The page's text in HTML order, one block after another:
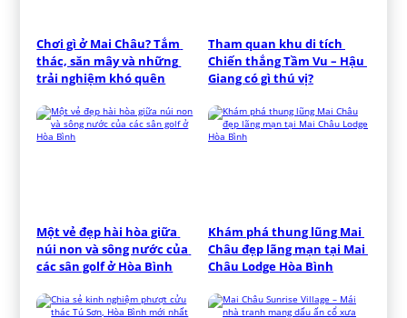
Chơi gì ở Mai Châu? Tắm
thác, săn mây và những
trải nghiệm khó quên
Tham quan khu di tích
Chiến thắng Tầm Vu – Hậu
Giang có gì thú vị?
Một vẻ đẹp hài hòa giữa
núi non và sông nước của
các sân golf ở Hòa Bình
Khám phá thung lũng Mai
Châu đẹp lãng mạn tại Mai
Châu Lodge Hòa Bình